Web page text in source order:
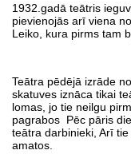
1932.gadā teātris
pievienojās arī viena
Leiko, kura pirms tam
Teātra pēdējā izrāde
skatuves iznāca tikai
lomas, jo tie neilgu
pagrabos Pēc pāris
teātra darbinieki, Arī
amatos.